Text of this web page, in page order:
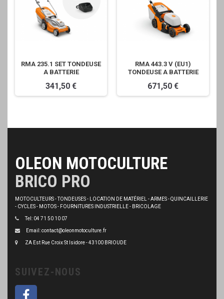
RMA 235.1 SET TONDEUSE
A BATTERIE
341,50 €
RMA 443.3 V (EU1)
TONDEUSE A BATTERIE
671,50 €
OLEON MOTOCULTURE
BRICO PRO
MOTOCULTEURS - TONDEUSES - LOCATION DE MATÉRIEL - ARMES - QUINCAILLERIE
- CYCLES - MOTOS - FOURNITURES INDUSTRIELLE - BRICOLAGE
Tel: 04 71 50 10 07
Email: contact@oleonmotoculture.fr
ZA Est Rue Croix St Isidore - 43100 BRIOUDE
SUIVEZ-NOUS